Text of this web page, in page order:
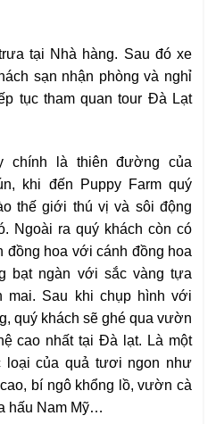
tại Nhà hàng. Sau đó xe
sạn nhận phòng và nghỉ
tục tham quan tour Đà Lạt
chính là thiên đường của
khi đến Puppy Farm quý
thế giới thú vị và sôi động
Ngoài ra quý khách còn có
đồng hoa với cánh đồng hoa
bạt ngàn với sắc vàng tựa
mai. Sau khi chụp hình với
quý khách sẽ ghé qua vườn
cao nhất tại Đà lạt. Là một
loại của quả tươi ngon như
bí ngô khổng lồ, vườn cà
hấu Nam Mỹ…